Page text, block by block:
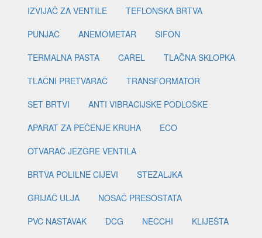
IZVIJAČ ZA VENTILE
TEFLONSKA BRTVA
PUNJAČ
ANEMOMETAR
SIFON
TERMALNA PASTA
CAREL
TLAČNA SKLOPKA
TLAČNI PRETVARAČ
TRANSFORMATOR
SET BRTVI
ANTI VIBRACIJSKE PODLOŠKE
APARAT ZA PEČENJE KRUHA
ECO
OTVARAČ JEZGRE VENTILA
BRTVA POLILNE CIJEVI
STEZALJKA
GRIJAČ ULJA
NOSAČ PRESOSTATA
PVC NASTAVAK
DCG NECCHI
KLIJEŠTA